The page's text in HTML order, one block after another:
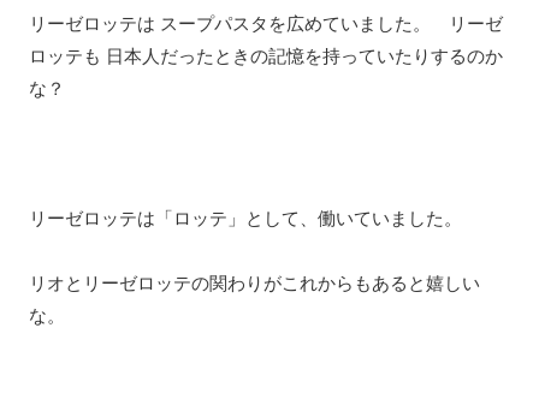
リーゼロッテは スープパスタを広めていました。 リーゼ
ロッテも 日本人だったときの記憶を持っていたりするのか
な？
リーゼロッテは「ロッテ」として、働いていました。
リオとリーゼロッテの関わりがこれからもあると嬉しい
な。